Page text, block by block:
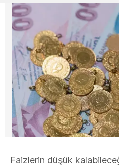
Faizlerin düşük